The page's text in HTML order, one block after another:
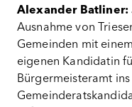
Alexander Batliner:
Ausnahme von
Gemeinden mit
eigenen Kandidatin
Bürgermeisteramt